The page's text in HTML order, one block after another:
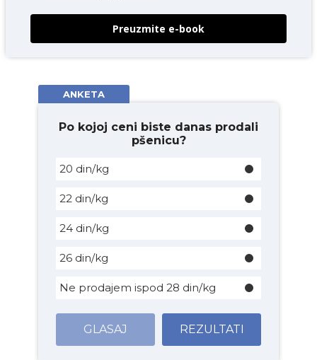
Preuzmite e-book
ANKETA
Po kojoj ceni biste danas prodali
pšenicu?
20 din/kg
22 din/kg
24 din/kg
26 din/kg
Ne prodajem ispod 28 din/kg
GLASAJ REZULTATI